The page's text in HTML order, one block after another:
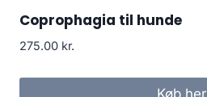
Coprophagia til hunde
275.00 kr.
Køb her